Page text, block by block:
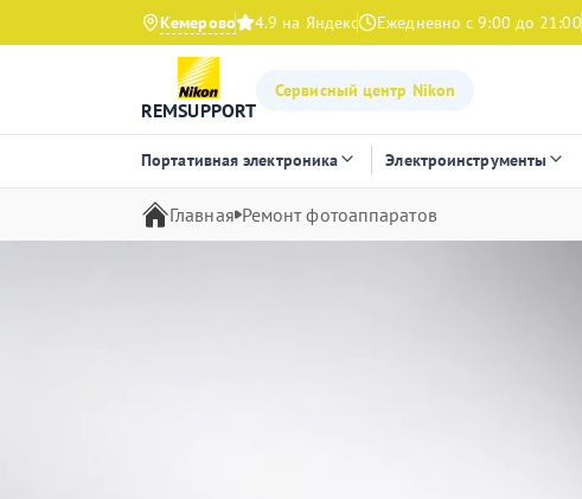
Кемерово 4.9 на Яндекс Ежедневно с 9:00 до 21:00
REMSUPPORT
Сервисный центр Nikon
Портативная электроника Электроинструменты
Главная Ремонт фотоаппаратов